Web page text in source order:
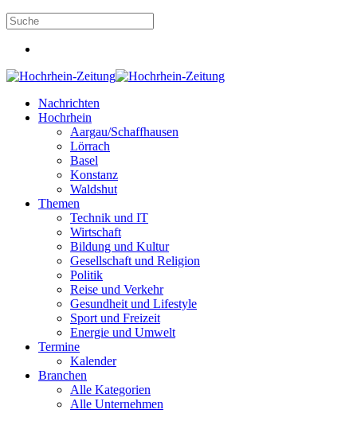
Nachrichten
Hochrhein
Aargau/Schaffhausen
Lörrach
Basel
Konstanz
Waldshut
Themen
Technik und IT
Wirtschaft
Bildung und Kultur
Gesellschaft und Religion
Politik
Reise und Verkehr
Gesundheit und Lifestyle
Sport und Freizeit
Energie und Umwelt
Termine
Kalender
Branchen
Alle Kategorien
Alle Unternehmen